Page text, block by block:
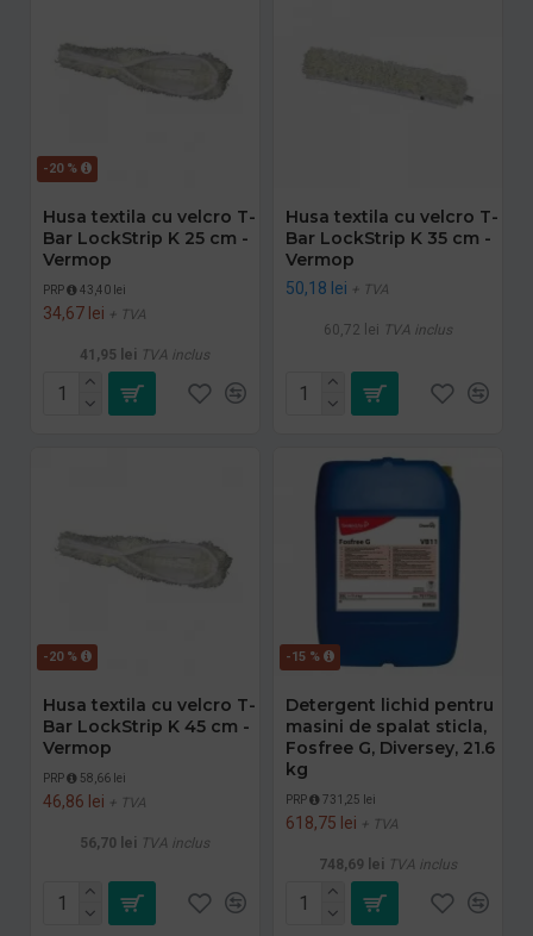
-20 %
Husa textila cu velcro T-
Bar LockStrip K 25 cm -
Vermop
PRP 43,40 lei
34,67 lei + TVA
41,95 lei TVA inclus
Husa textila cu velcro T-
Bar LockStrip K 35 cm -
Vermop
50,18 lei + TVA
60,72 lei TVA inclus
-20 %
Husa textila cu velcro T-
Bar LockStrip K 45 cm -
Vermop
PRP 58,66 lei
46,86 lei + TVA
56,70 lei TVA inclus
-15 %
Detergent lichid pentru
masini de spalat sticla,
Fosfree G, Diversey, 21.6
kg
PRP 731,25 lei
618,75 lei + TVA
748,69 lei TVA inclus